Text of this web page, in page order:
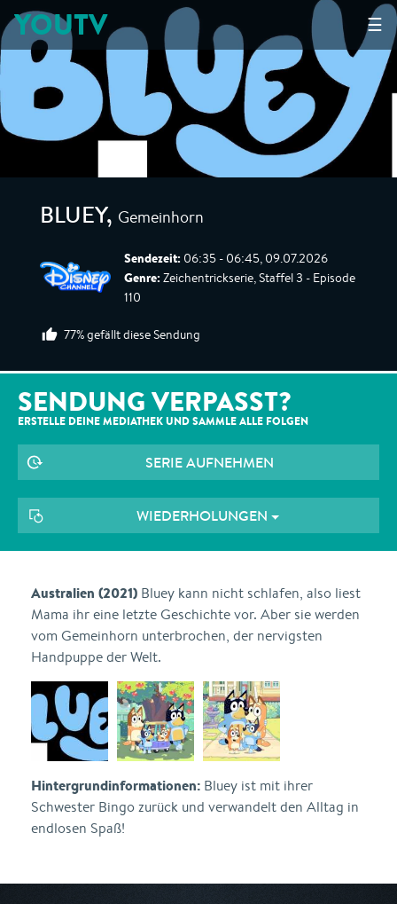
☰
YOUTV
BLUEY, Gemeinhorn
Sendezeit: 06:35 - 06:45, 09.07.2026
Genre: Zeichentrickserie, Staffel 3 - Episode
110
77% gefällt diese Sendung
SENDUNG VERPASST?
ERSTELLE DEINE MEDIATHEK UND SAMMLE ALLE FOLGEN
SERIE AUFNEHMEN
WIEDERHOLUNGEN
Australien (2021) Bluey kann nicht schlafen, also liest
Mama ihr eine letzte Geschichte vor. Aber sie werden
vom Gemeinhorn unterbrochen, der nervigsten
Handpuppe der Welt.
Hintergrundinformationen: Bluey ist mit ihrer
Schwester Bingo zurück und verwandelt den Alltag in
endlosen Spaß!